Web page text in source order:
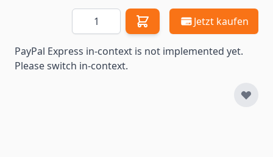
Menge Jetzt kaufen
PayPal Express in-context is not implemented yet.
Please switch in-context.